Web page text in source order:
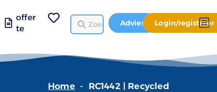
offer
te
Advies Login/registreer
Home - RC1442 | Recycled